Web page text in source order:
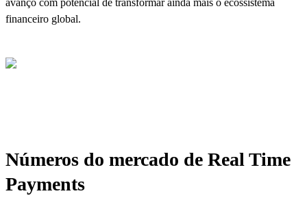
financeiro global.
Números do mercado de Real Time
Payments